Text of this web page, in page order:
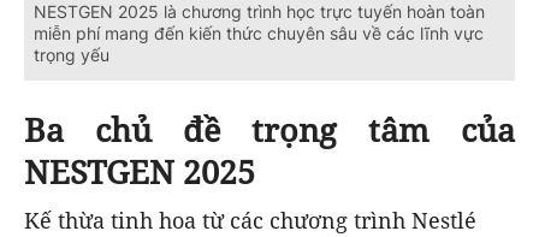
NESTGEN 2025 là chương trình học trực tuyến hoàn toàn
miễn phí mang đến kiến thức chuyên sâu về các lĩnh vực
trọng yếu
Ba chủ đề trọng tâm của
NESTGEN 2025
Kế thừa tinh hoa từ các chương trình Nestlé